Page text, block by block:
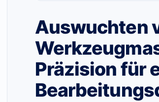
Auswuchten
Präzision für